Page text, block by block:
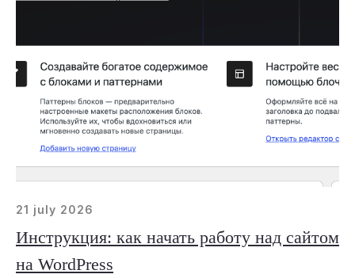
21 july 2026
Инструкция: как начать работу над сайтом
на WordPress